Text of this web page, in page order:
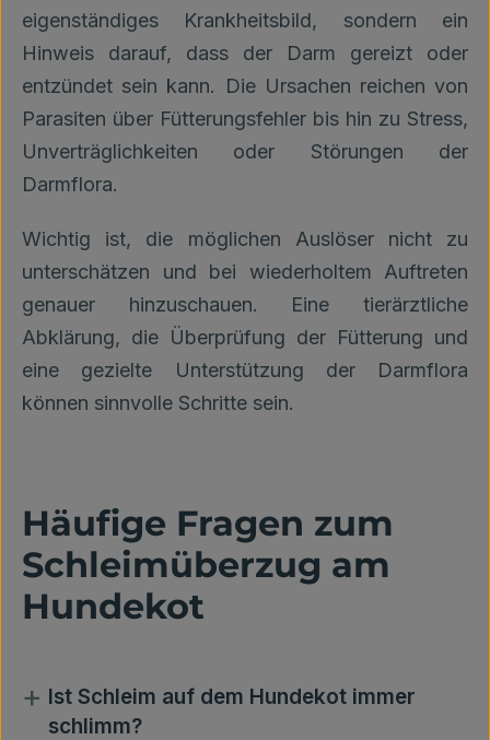
eigenständiges Krankheitsbild, sondern ein
Hinweis darauf, dass der Darm gereizt oder
entzündet sein kann. Die Ursachen reichen von
Parasiten über Fütterungsfehler bis hin zu Stress,
Unverträglichkeiten oder Störungen der
Darmflora.
Wichtig ist, die möglichen Auslöser nicht zu
unterschätzen und bei wiederholtem Auftreten
genauer hinzuschauen. Eine tierärztliche
Abklärung, die Überprüfung der Fütterung und
eine gezielte Unterstützung der Darmflora
können sinnvolle Schritte sein.
Häufige Fragen zum
Schleimüberzug am
Hundekot
+ Ist Schleim auf dem Hundekot immer
schlimm?